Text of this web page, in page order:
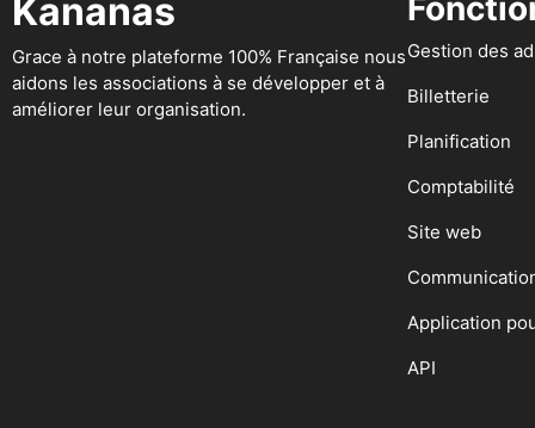
Kananas
Grace à notre plateforme 100% Française nous
aidons les associations à se développer et à
améliorer leur organisation.
Gestion des
Billetterie
Planification
Comptabilité
Site web
Application
API